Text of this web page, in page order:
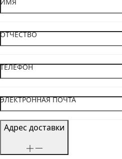
ИМЯ
ОТЧЕСТВО
ТЕЛЕФОН
ЭЛЕКТРОННАЯ ПОЧТА
Адрес доставки